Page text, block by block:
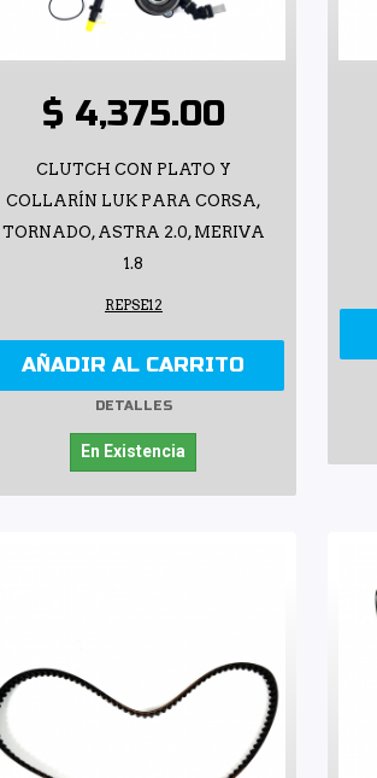
$ 4,375.00
CLUTCH CON PLATO Y
COLLARÍN LUK PARA CORSA,
TORNADO, ASTRA 2.0, MERIVA
1.8
REPSE12
AÑADIR AL CARRITO
DETALLES
En Existencia